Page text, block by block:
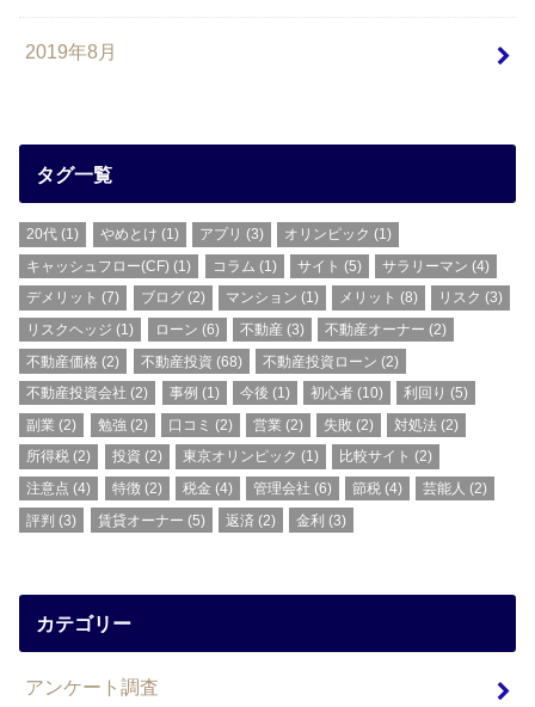
2019年8月
タグ一覧
20代 (1) やめとけ (1) アプリ (3) オリンピック (1)
キャッシュフロー(CF) (1) コラム (1) サイト (5) サラリーマン (4)
デメリット (7) ブログ(2) マンション (1) メリット (8) リスク (3)
リスクヘッジ (1) ローン (6) 不動産(3) 不動産オーナー (2)
不動産価格 (2) 不動産投資 (68) 不動産投資ローン (2)
不動産投資会社 (2) 事例 (1) 今後 (1) 初心者 (10) 利回り (5)
副業 (2) 勉強 (2) 口コミ (2) 営業 (2) 失敗 (2) 対処法 (2)
所得税 (2) 投資 (2) 東京オリンピック (1) 比較サイト (2)
注意点 (4) 特徴(2) 税金 (4) 管理会社 (6) 節税 (4) 芸能人 (2)
評判 (3) 賃貸オーナー (5) 返済 (2) 金利 (3)
カテゴリー
アンケート調査